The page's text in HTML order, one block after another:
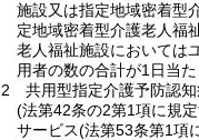
施設又は指定地域密着型
定地域密着型介護老人福
老人福祉施設においては
用者の数の合計が1日当
2
共用型指定介護予防認
(法第42条の2第1項に規
サービス(法第53条第1項